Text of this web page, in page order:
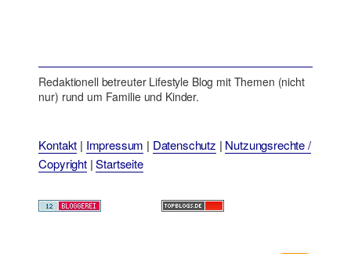
Redaktionell betreuter Lifestyle Blog mit Themen (nicht
nur) rund um Familie und Kinder.
Kontakt | Impressum | Datenschutz | Nutzungsrechte /
Copyright|Startseite